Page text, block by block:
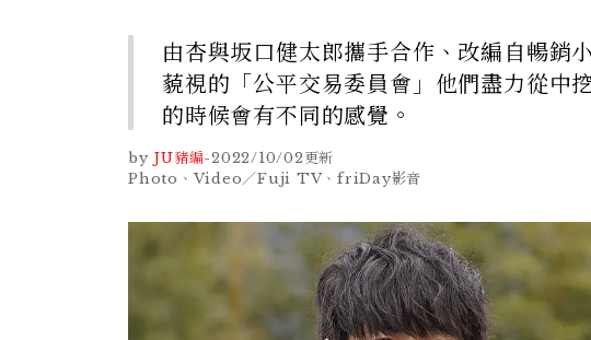
由杏與坂口健太郎攜手合作、改編自暢銷
藐視的「公平交易委員會」他們盡力從中
的時候會有不同的感覺。
by JU豬編-2022/10/02更新
Photo、Video／Fuji TV、friDay影音